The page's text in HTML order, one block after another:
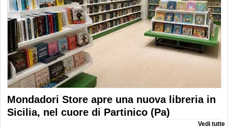
Mondadori Store apre una nuova libreria in
Sicilia, nel cuore di Partinico (Pa)
Vedi tutte